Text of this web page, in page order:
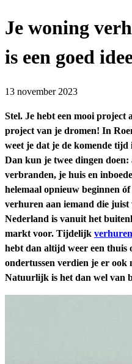
Je woning
is een goed
13 november 2023
Stel. Je hebt een mooi project
project van je dromen! In
weet je dat je de komende
Dan kun je twee dingen doen:
verbranden, je huis en
helemaal opnieuw beginnen
verhuren aan iemand die
Nederland is vanuit het
markt voor. Tijdelijk
hebt dan altijd weer een thuis
ondertussen verdien je er ook
Natuurlijk is het dan wel van